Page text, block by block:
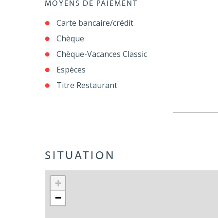
MOYENS DE PAIEMENT
Carte bancaire/crédit
Chèque
Chèque-Vacances Classic
Espèces
Titre Restaurant
SITUATION
+
−